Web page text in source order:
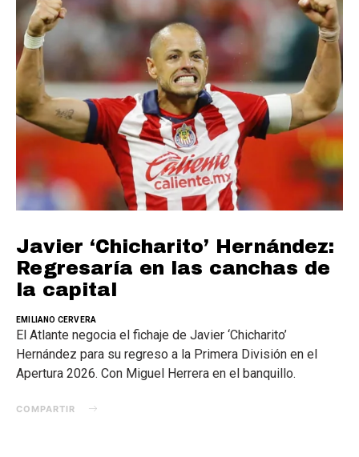
Javier ‘Chicharito’ Hernández:
Regresaría en las canchas de
la capital
EMILIANO CERVERA
El Atlante negocia el fichaje de Javier ‘Chicharito’
Hernández para su regreso a la Primera División en el
Apertura 2026. Con Miguel Herrera en el banquillo.
COMPARTIR